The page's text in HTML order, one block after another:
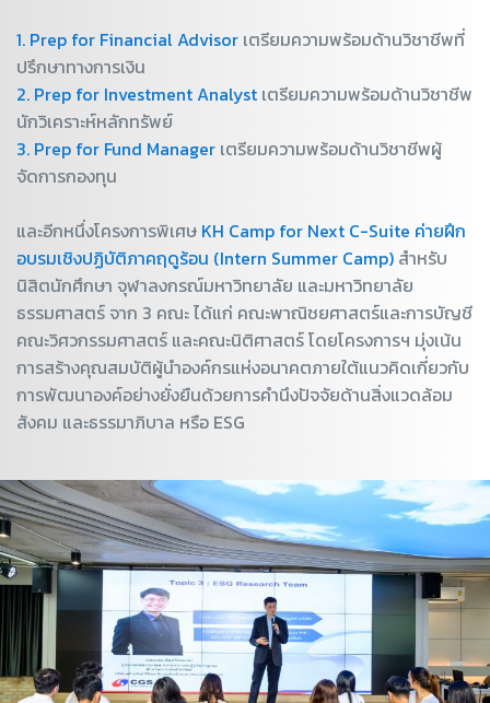
1. Prep for Financial Advisor เตรียมความพร้อมด้านวิชาชีพที่
ปรึกษาทางการเงิน
2. Prep for Investment Analyst เตรียมความพร้อมด้านวิชาชีพ
นักวิเคราะห์หลักทรัพย์
3. Prep for Fund Manager เตรียมความพร้อมด้านวิชาชีพผู้
จัดการกองทุน
และอีกหนึ่งโครงการพิเศษ KH Camp for Next C-Suite ค่ายฝึก
อบรมเชิงปฏิบัติภาคฤดูร้อน (Intern Summer Camp) สำหรับ
นิสิตนักศึกษา จุฬาลงกรณ์มหาวิทยาลัย และมหาวิทยาลัย
ธรรมศาสตร์ จาก 3 คณะ ได้แก่ คณะพาณิชยศาสตร์และการบัญชี
คณะวิศวกรรมศาสตร์ และคณะนิติศาสตร์ โดยโครงการฯ มุ่งเน้น
การสร้างคุณสมบัติผู้นำองค์กรแห่งอนาคตภายใต้แนวคิดเกี่ยวกับ
การพัฒนาองค์อย่างยั่งยืนด้วยการคำนึงปัจจัยด้านสิ่งแวดล้อม
สังคม และธรรมาภิบาล หรือ ESG